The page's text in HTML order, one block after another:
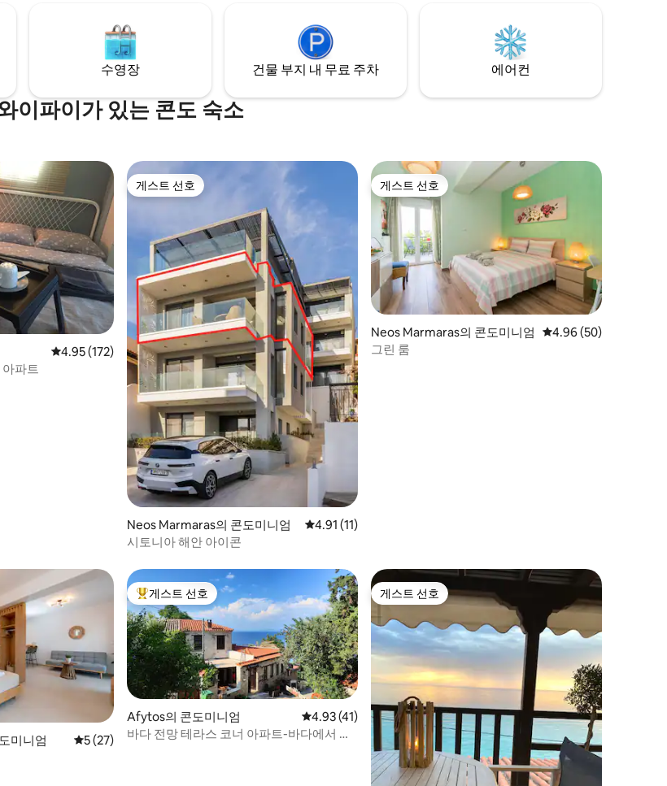
수영장 건물 부지 내 무료 주차 에어컨
이파이가 있는 콘도 숙소
평점 4.95점(5점 만점), 후기 172개
4.95 (172)
파트
게스트 선호
게스트 선호
Neos Marmaras의 콘도미니엄 평점 4.91점(5점 만점), 후기 11개
4.91 (11)
시토니아 해안 아이콘
게스트 선호
게스트 선호
Neos Marmaras의 콘도미니엄 평점 4.96점(5점 만점),
4.96 (50)
그린 룸
미니엄 평점 5점(5점 만점), 후기 27개
5 (27)
상위 게스트 선호
게스트 선호
Afytos의 콘도미니엄 평점 4.93점(5점 만점), 후기 41개
4.93 (41)
바다 전망 테라스 코너 아파트-바다에서 가
게스트 선호
게스트 선호